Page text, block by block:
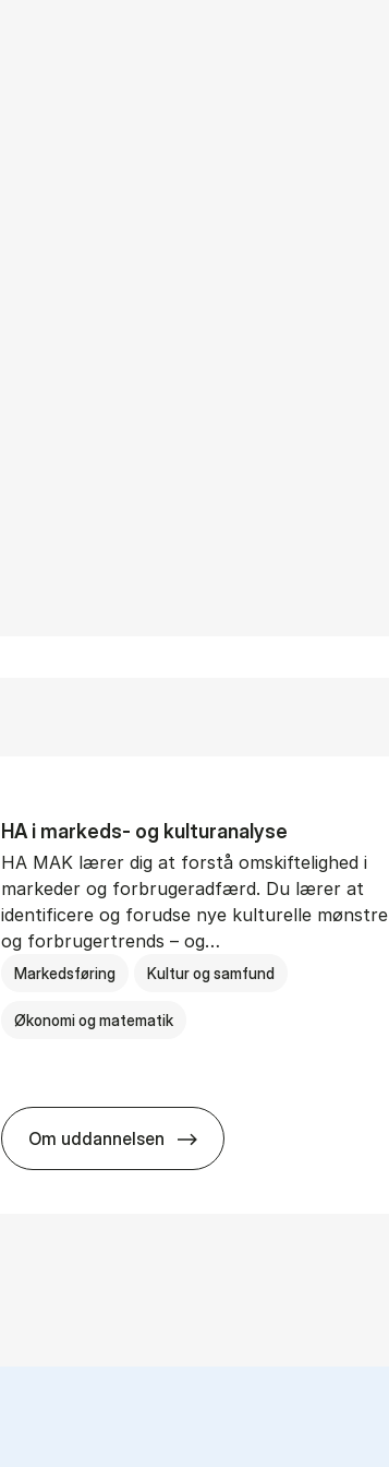
HA i mar­keds- og kul­tu­r­a­na­ly­se
HA MAK lærer dig at forstå omskiftelighed i
markeder og forbrugeradfærd. Du lærer at
identificere og forudse nye kulturelle mønstre
og forbrugertrends – og…
Markedsføring Kultur og samfund
Økonomi og matematik
Om uddannelsen
HA i mar­keds- og kul­tu­r­a­na­ly­se